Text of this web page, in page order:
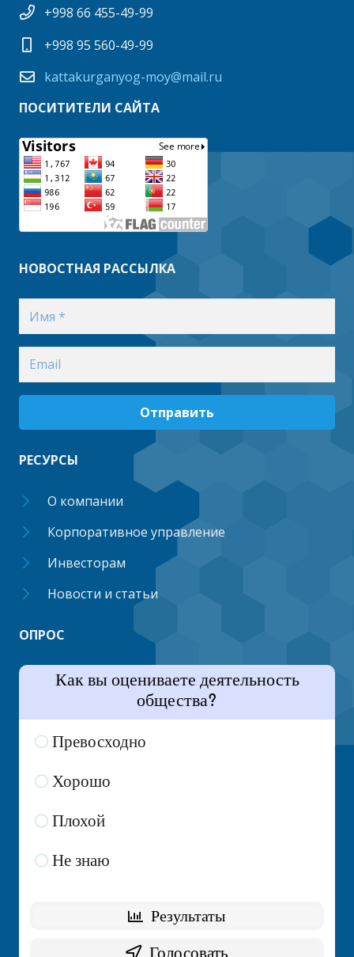
+998 66 455-49-99
+998 95 560-49-99
kattakurganyog-moy@mail.ru
ПОСИТИТЕЛИ САЙТА
НОВОСТНАЯ РАССЫЛКА
Отправить
РЕСУРСЫ
О компании
Корпоративное управление
Инвесторам
Новости и статьи
ОПРОС
Как вы оцениваете деятельность
общества?
Превосходно
Хорошо
Плохой
Не знаю